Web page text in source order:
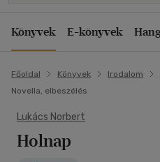
Könyvek E-könyvek
Főoldal Könyvek Irodalom
Novella, elbeszélés
Lukács Norbert
Holnap